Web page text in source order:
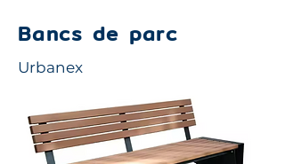
Bancs de parc
Urbanex